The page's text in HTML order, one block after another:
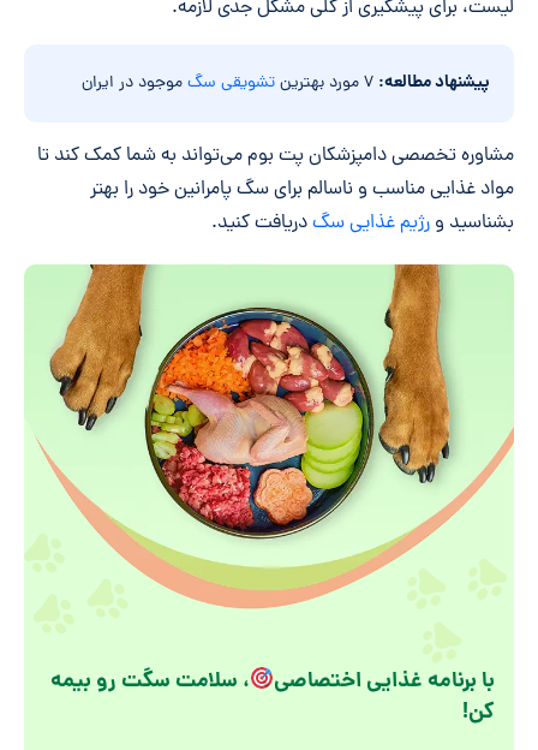
لیست، برای پیشگیری از کلی مشکل جدی لازمه.
پیشنهاد مطالعه: تشویقی سگموجود در ایران
مشاوره تخصصی دامپزشکان پت بوم می‌تواند به شما کمک کند تا
مواد غذایی مناسب و ناسالم برای سگ پامرانین خود را بهتر
بشناسید و رژیم غذایی سگدریافت کنید.
با برنامه غذایی اختصاصی
، سلامت سگت رو بیمه
کن!